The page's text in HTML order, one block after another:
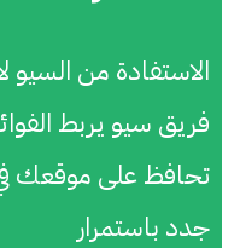
الاستفادة من
فريق سيو يربط
تحافظ على موقعك
جدد باستمرار